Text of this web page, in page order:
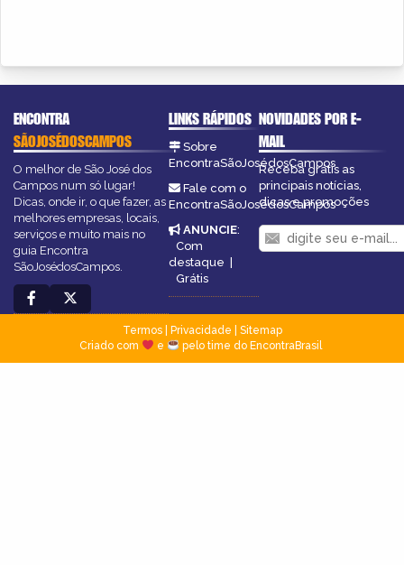
ENCONTRA
SÃOJOSÉDOSCAMPOS
O melhor de São José dos
Campos num só lugar!
Dicas, onde ir, o que fazer, as
melhores empresas, locais,
serviços e muito mais no
guia Encontra
SãoJosédosCampos.
LINKS RÁPIDOS
Sobre
EncontraSãoJosédosCampos
Fale com o
EncontraSãoJosédosCampos
ANUNCIE:
Com
destaque |
Grátis
NOVIDADES POR E-
MAIL
Receba grátis as
principais notícias,
dicas e promoções
Termos| Privacidade
Sitemap
Criado com
e pelo time do EncontraBrasil